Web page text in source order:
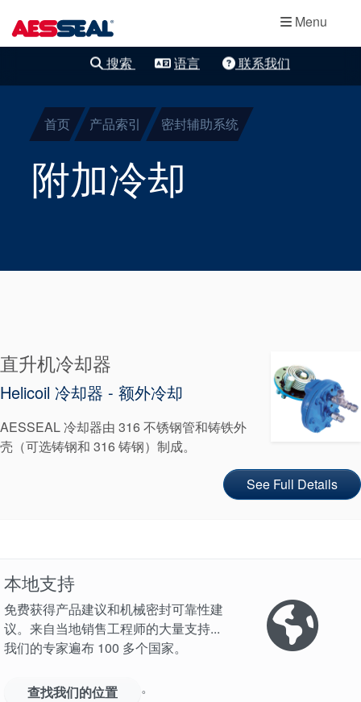
Menu
轴承保护器
集装式机械密
封
两部件密封
干气密封
密封辅助系统
可持续发展
搜索 语言 联系我们
首页 产品索引 密封辅助系统
附加冷却
直升机冷却器
Helicoil 冷却器 - 额外冷却
AESSEAL 冷却器由 316 不锈钢管和铸铁外
壳（可选铸钢和 316 铸钢）制成。
See Full Details
本地支持
免费获得产品建议和机械密封可靠性建
议。来自当地销售工程师的大量支持...
我们的专家遍布 100 多个国家。
查找我们的位置 。